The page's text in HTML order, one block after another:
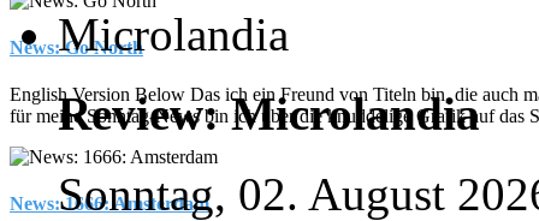
News: Go North
English Version Below Das ich ein Freund von Titeln bin, die auch
für meine Sonntag-News bin ich über die knuddelige Grafik auf das
News: 1666: Amsterdam
Review: Microlandia
Sonntag, 02. August